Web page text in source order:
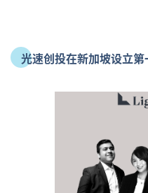
光速创投在新加坡设立